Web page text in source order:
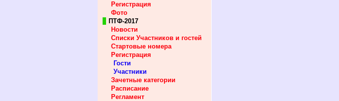
Регистрация
Фото
ПТФ-2017
Новости
Списки Участников и гостей
Стартовые номера
Регистрация
Гости
Участники
Зачетные категории
Расписание
Регламент